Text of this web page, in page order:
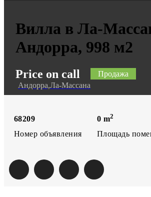
Вилла в Ла-
Андорра, 998 м2
Price on call
Продажа
Андорра,Ла-Массана
68209
Номер объявления
0 m2
Площадь